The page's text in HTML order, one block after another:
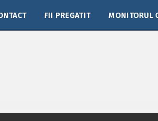
FII PREGATIT MONITORUL